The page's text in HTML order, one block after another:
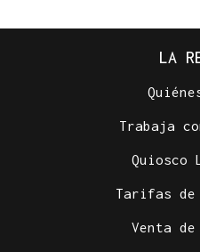
LA
Trabaja
Quiosco
Tarifas
Venta de